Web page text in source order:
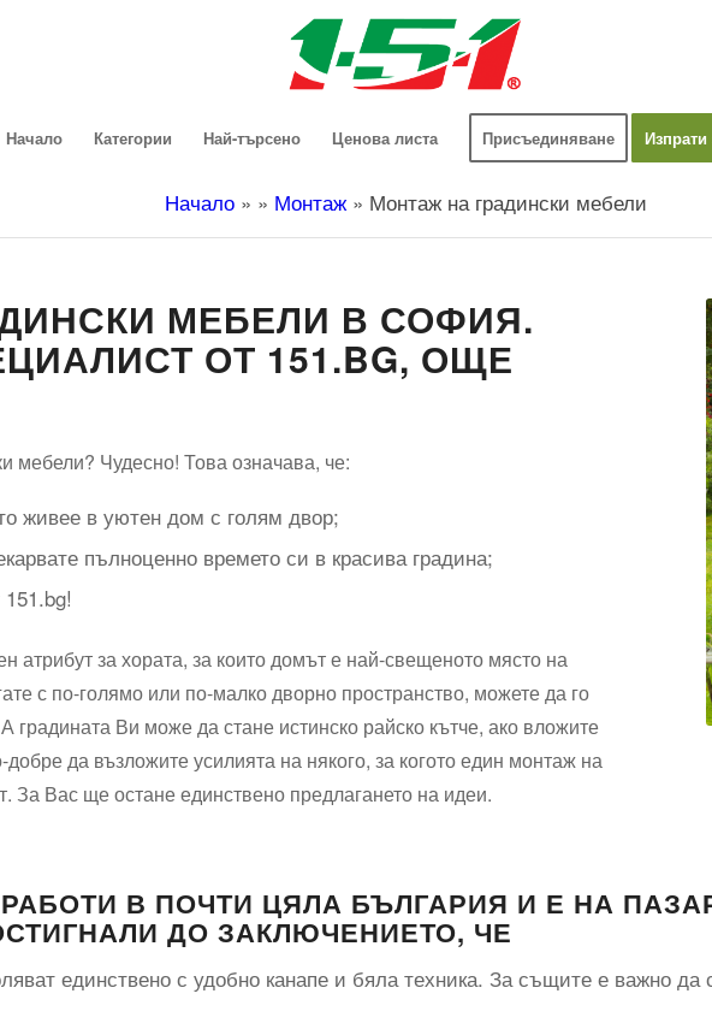
Начало Категории Най-търсено Ценова листа Присъединяване Изпрати
Начало» » Монтаж» Монтаж на градински мебели
МЕБЕЛИ В СОФИЯ.
ОТ 151.BG, ОЩЕ
мебели? Чудесно! Това означава, че:
живее в уютен дом с голям двор;
пълноценно времето си в красива градина;
атрибут за хората, за които домът е най-свещеното място на
с по-голямо или по-малко дворно пространство, можете да го
градината Ви може да стане истинско райско кътче, ако вложите
да възложите усилията на някого, за когото един монтаж на
За Вас ще остане единствено предлагането на идеи.
В ПОЧТИ ЦЯЛА БЪЛГАРИЯ И Е НА
ДО ЗАКЛЮЧЕНИЕТО, ЧЕ
единствено с удобно канапе и бяла техника. За същите е важно да